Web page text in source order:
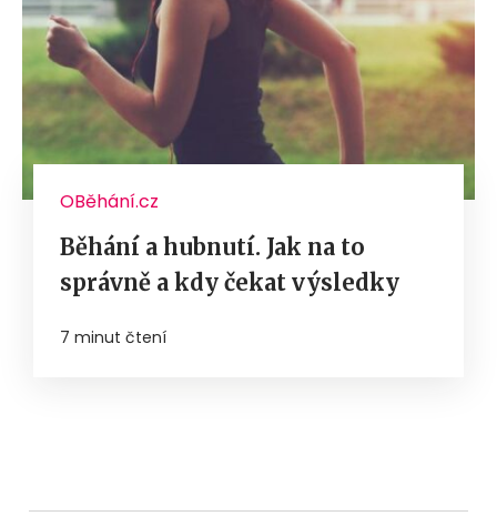
OBěhání.cz
Běhání a hubnutí. Jak na to
správně a kdy čekat výsledky
7 minut čtení